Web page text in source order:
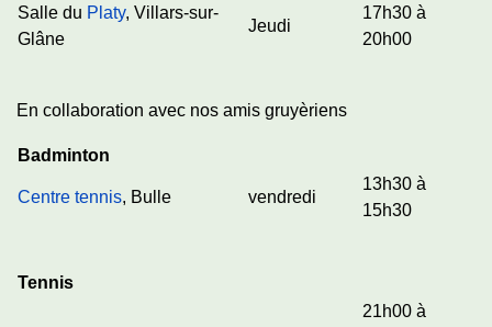
Salle du Platy, Villars-sur-
Glâne
Jeudi
17h30 à
20h00
En collaboration avec nos amis gruyèriens
Badminton
Centre tennis, Bulle vendredi
13h30 à
15h30
Tennis
21h00 à